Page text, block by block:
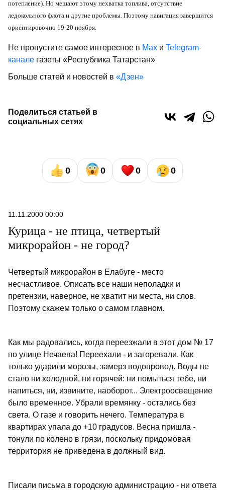
потепление). Но мешают этому нехватка топлива, отсутствие
ледокольного флота и другие проблемы. Поэтому навигация завершится
ориентировочно 19-20 ноября.
Не пропустите самое интересное в Max и Telegram-
канале газеты «Республика Татарстан»
Больше статей и новостей в «Дзен»
Поделиться статьей в
социальных сетях
0 0 0 0
11.11.2000 00:00
Курица - не птица, четвертый
микрорайон - не город?
Четвертый микрорайон в Елабуге - место
несчастливое. Описать все наши неполадки и
претензии, наверное, не хватит ни места, ни слов.
Поэтому скажем только о самом главном.
Как мы радовались, когда переезжали в этот дом № 17
по улице Нечаева! Переехали - и загоревали. Как
только ударили морозы, замерз водопровод. Воды не
стало ни холодной, ни горячей: ни помыться тебе, ни
напиться, ни, извините, наоборот... Электроосвещение
было временное. Убрали времянку - остались без
света. О газе и говорить нечего. Температура в
квартирах упала до +10 градусов. Весна пришла -
тонули по колено в грязи, поскольку придомовая
территория не приведена в должный вид.
Писали письма в городскую администрацию - ни ответа